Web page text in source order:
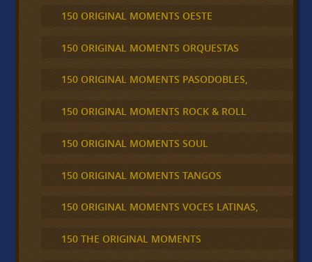
150 ORIGINAL MOMENTS OESTE
150 ORIGINAL MOMENTS ORQUESTAS
150 ORIGINAL MOMENTS PASODOBLES,
150 ORIGINAL MOMENTS ROCK & ROLL
150 ORIGINAL MOMENTS SOUL
150 ORIGINAL MOMENTS TANGOS
150 ORIGINAL MOMENTS VOCES LATINAS,
150 THE ORIGINAL MOMENTS